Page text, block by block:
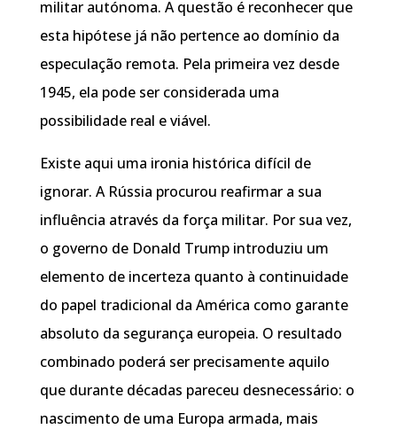
militar autónoma. A questão é reconhecer que
esta hipótese já não pertence ao domínio da
especulação remota. Pela primeira vez desde
1945, ela pode ser considerada uma
possibilidade real e viável.
Existe aqui uma ironia histórica difícil de
ignorar. A Rússia procurou reafirmar a sua
influência através da força militar. Por sua vez,
o governo de Donald Trump introduziu um
elemento de incerteza quanto à continuidade
do papel tradicional da América como garante
absoluto da segurança europeia. O resultado
combinado poderá ser precisamente aquilo
que durante décadas pareceu desnecessário: o
nascimento de uma Europa armada, mais